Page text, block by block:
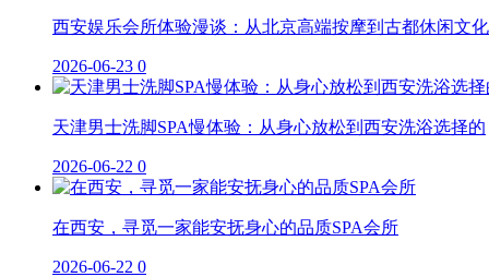
西安娱乐会所体验漫谈：从北京高端按摩到古都休闲文化
2026-06-23 0
天津男士洗脚SPA慢体验：从身心放松到西安洗浴选择的
2026-06-22 0
在西安，寻觅一家能安抚身心的品质SPA会所
2026-06-22 0